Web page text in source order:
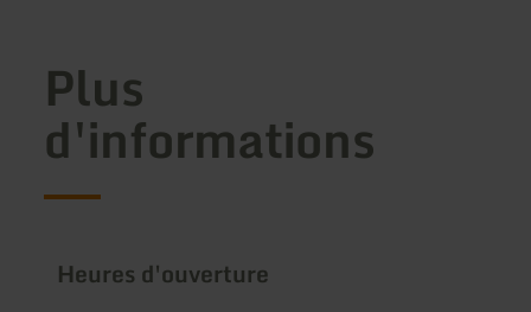
Plus
d'informations
Heures d'ouverture